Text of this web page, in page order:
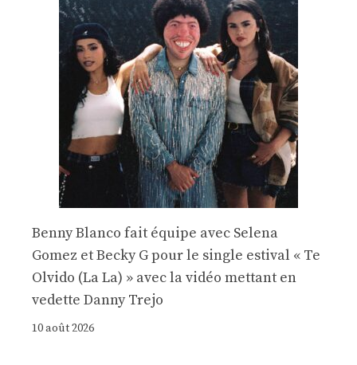
Benny Blanco fait équipe avec Selena
Gomez et Becky G pour le single estival « Te
Olvido (La La) » avec la vidéo mettant en
vedette Danny Trejo
10 août 2026